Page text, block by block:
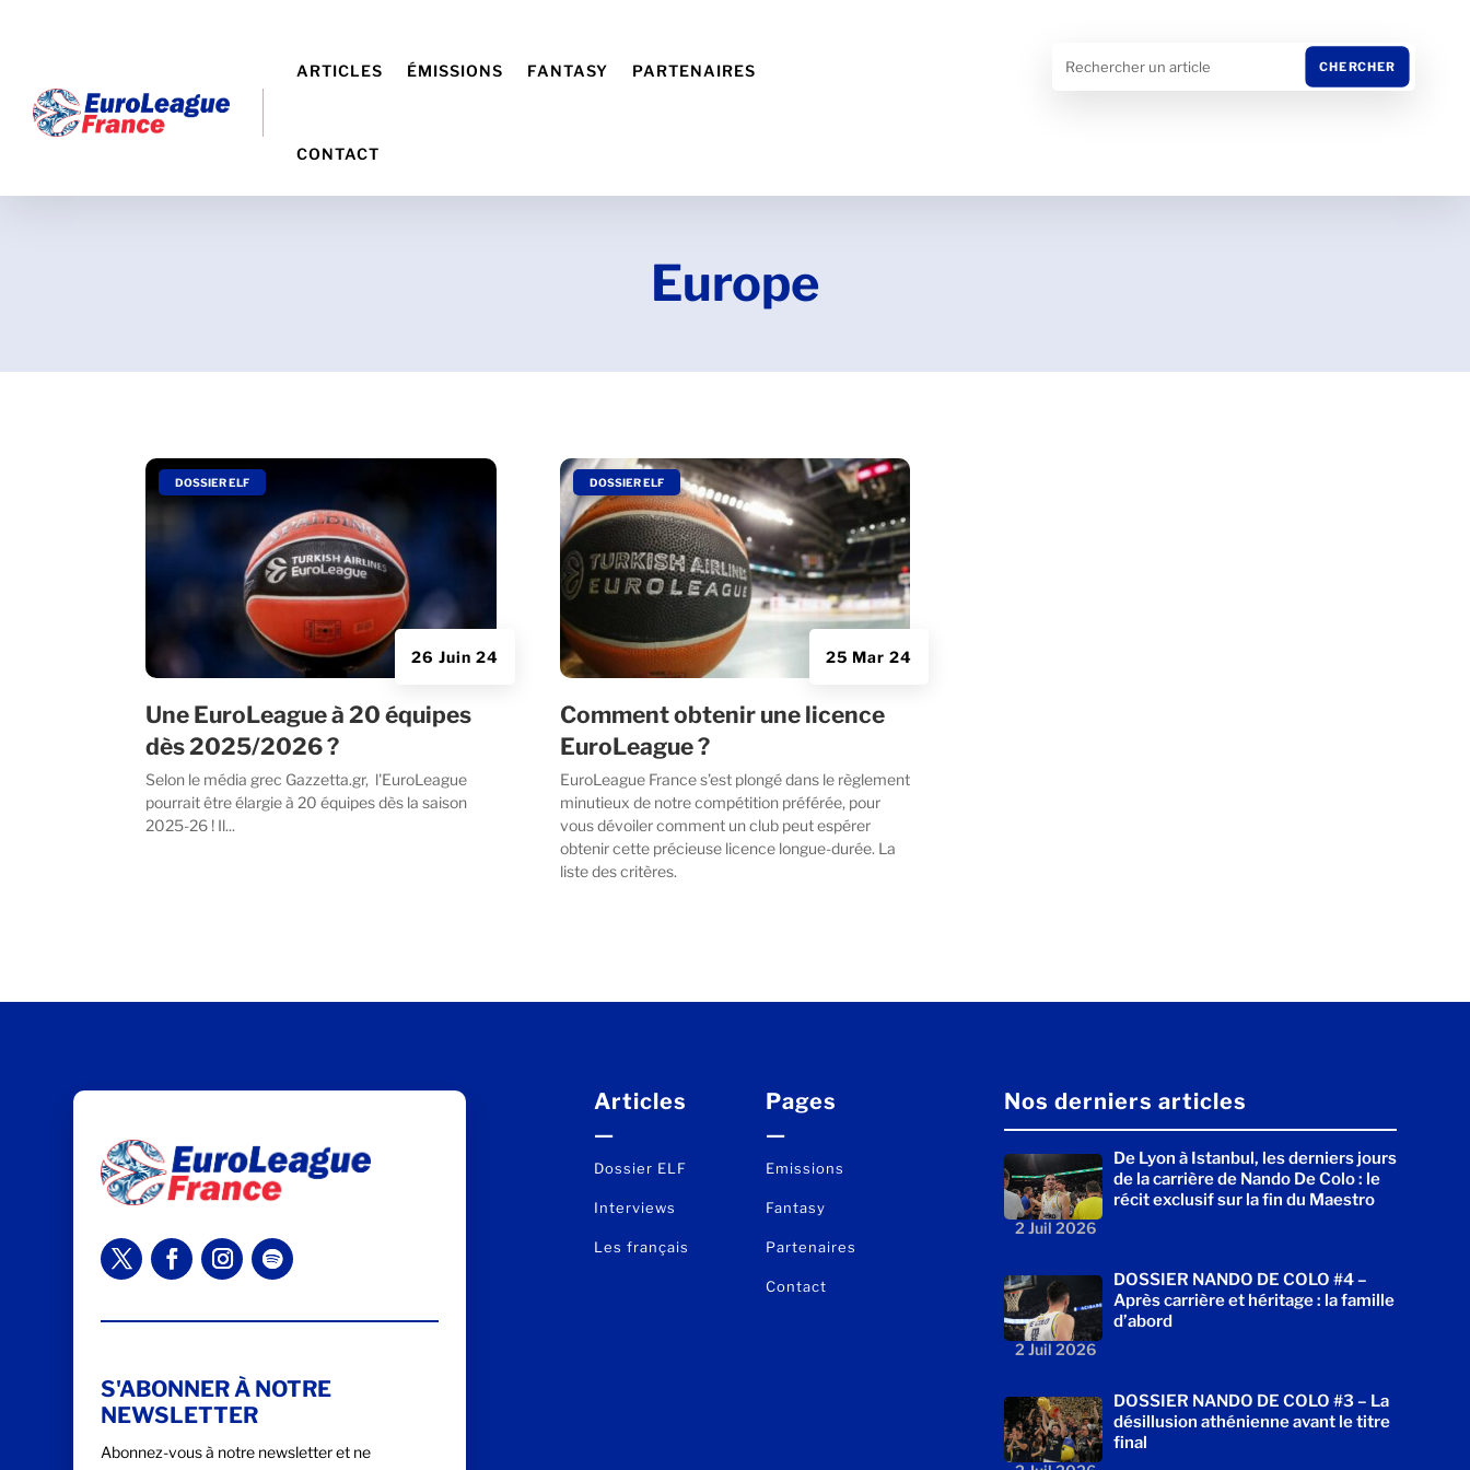
ARTICLES ÉMISSIONS FANTASY PARTENAIRES
CONTACT
Europe
Une EuroLeague à 20 équipes
dès 2025/2026 ?
26 Juin 24
DOSSIER ELF
Selon le média grec Gazzetta.gr, l'EuroLeague
pourrait être élargie à 20 équipes dès la saison
2025-26 ! Il...
Comment obtenir une licence
EuroLeague ?
25 Mar 24
DOSSIER ELF
EuroLeague France s’est plongé dans le règlement
minutieux de notre compétition préférée, pour
vous dévoiler comment un club peut espérer
obtenir cette précieuse licence longue-durée. La
liste des critères.
S'ABONNER À NOTRE
NEWSLETTER
Abonnez-vous à notre newsletter et ne
Articles
—
Dossier ELF
Interviews
Les français
Pages
—
Emissions
Fantasy
Partenaires
Contact
Nos derniers articles
De Lyon à Istanbul, les derniers jours
de la carrière de Nando De Colo : le
récit exclusif sur la fin du Maestro
2 Juil 2026
DOSSIER NANDO DE COLO #4 –
Après carrière et héritage : la famille
d’abord
2 Juil 2026
DOSSIER NANDO DE COLO #3 – La
désillusion athénienne avant le titre
final